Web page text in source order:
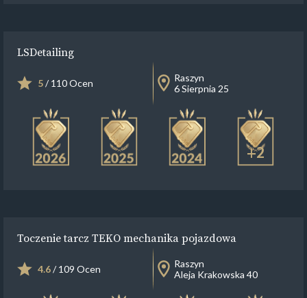
LSDetailing
5/ 110 Ocen
Raszyn
6 Sierpnia 25
+2
Toczenie tarcz TEKO mechanika pojazdowa
4.6/ 109 Ocen
Raszyn
Aleja Krakowska 40